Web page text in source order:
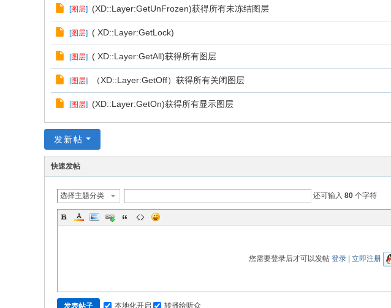
[图层] (XD::Layer:GetUnFrozen)获得所有未冻结图层
[图层] ( XD::Layer:GetLock)
[图层] ( XD::Layer:GetAll)获得所有图层
[图层] （XD::Layer:GetOff）获得所有关闭图层
[图层] (XD::Layer:GetOn)获得所有显示图层
发新帖
快速发帖
选择主题分类 还可输入 80 个字符
您需要登录后才可以发帖 登录 立即注册
发表帖子 本地化开启 转播给听众